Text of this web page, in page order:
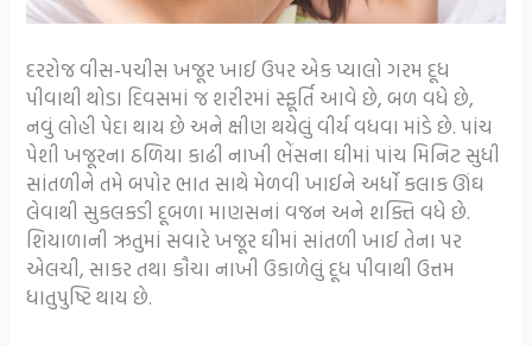
દરરોજ વીસ-પચીસ ખજૂર ખાઈ ઉપર એક પ્યાલો ગરમ દૂધ
પીવાથી થોડા દિવસમાં જ શરીરમાં સ્ફૂર્તિ આવે છે, બળ વધે છે,
નવું લોહી પેદા થાય છે અને ક્ષીણ થયેલું વીર્ય વધવા માંડે છે. પાંચ
પેશી ખજૂરના ઠળિયા કાઢી નાખી ભેંસના ઘીમાં પાંચ મિનિટ સુધી
સાંતળીને તમે બપોર ભાત સાથે મેળવી ખાઈને અર્ધો કલાક ઊંઘ
લેવાથી સુકલકડી દૂબળા માણસનાં વજન અને શક્તિ વધે છે.
શિયાળાની ઋતુમાં સવારે ખજૂર ઘીમાં સાંતળી ખાઈ તેના પર
એલચી, સાકર તથા કૌચા નાખી ઉકાળેલું દૂધ પીવાથી ઉત્તમ
ધાતુપુષ્ટિ થાય છે.